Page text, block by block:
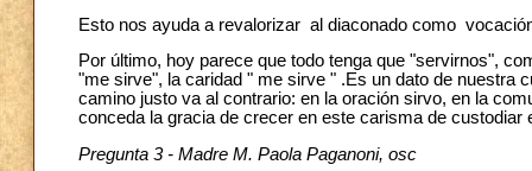
Esto nos ayuda a revalorizar al diaconado como
Por último, hoy parece que todo tenga que "servirnos",
"me sirve", la caridad " me sirve " .Es un dato de
camino justo va al contrario: en la oración sirvo, en la
conceda la gracia de crecer en este carisma de
Pregunta 3 - Madre M. Paola Paganoni, osc